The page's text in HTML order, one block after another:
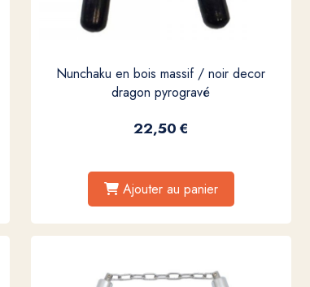
Nunchaku en bois massif / noir decor
dragon pyrogravé
22,50€
Ajouter au panier